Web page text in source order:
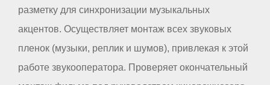
разметку для синхронизации музыкальных
акцентов. Осуществляет монтаж всех звуковых
пленок (музыки, реплик и шумов), привлекая к этой
работе звукооператора. Проверяет окончательный